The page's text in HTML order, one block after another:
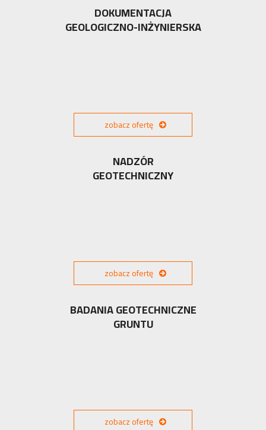
DOKUMENTACJA
GEOLOGICZNO-INŻYNIERSKA
zobacz ofertę
NADZÓR
GEOTECHNICZNY
zobacz ofertę
BADANIA GEOTECHNICZNE
GRUNTU
zobacz ofertę